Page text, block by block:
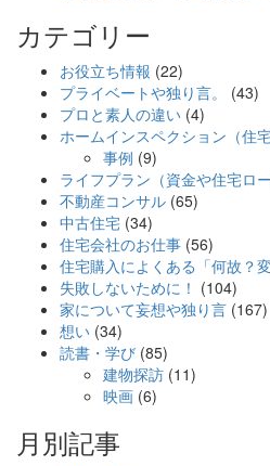
カテゴリー
お役立ち情報 (22)
プライベートや独り言。
(43)
プロと素人の違い (4)
ホームインスペクション（住宅
事例 (9)
ライフプラン（資金や住宅ロー
不動産コンサル (65)
中古住宅 (34)
住宅会社のお仕事 (56)
住宅購入によくある「何故？
失敗しないために！ (104)
家について妄想や独り言 (167)
想い (34)
読書・学び (85)
建物探訪 (11)
映画 (6)
月別記事